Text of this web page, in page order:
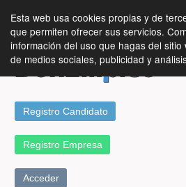
Esta web usa cookies propias y de
que permiten ofrecer sus servicios.
información del uso que hagas del
de medios sociales, publicidad y
Registro Candidato
Registro Empresa
Acceder